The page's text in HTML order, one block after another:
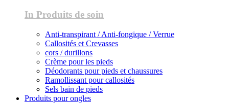
In Produits de soin
Anti-transpirant / Anti-fongique / Verrue
Callosités et Crevasses
cors / durillons
Crème pour les pieds
Déodorants pour pieds et chaussures
Ramollissant pour callosités
Sels bain de pieds
Produits pour ongles